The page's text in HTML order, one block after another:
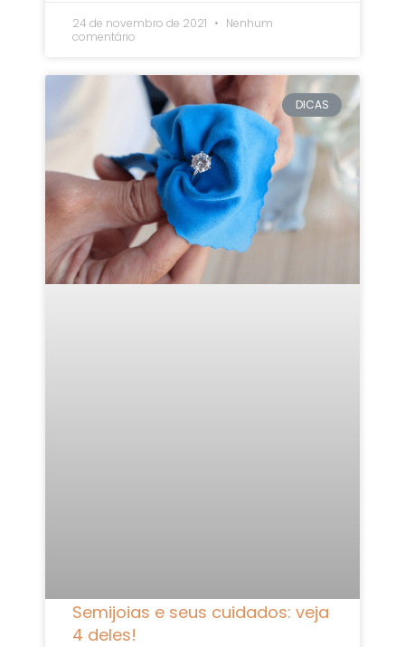
24 de novembro de 2021
Nenhum
comentário
DICAS
Semijoias e seus cuidados: veja
4 deles!